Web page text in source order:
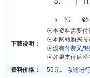
下载说明：
☉本资料需要付
☉本网站购买考
☉没有付费又想
☉如果支付后没
资料价格：
55元。 点这进